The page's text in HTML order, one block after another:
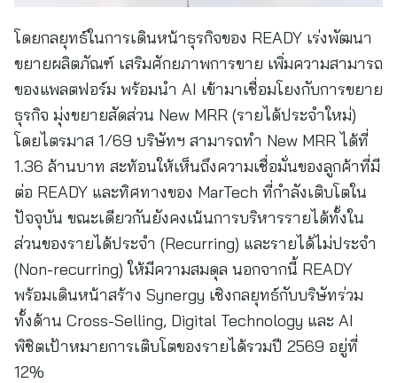
โดยกลยุทธ์ในการเดินหน้าธุรกิจของ READY เร่งพัฒนา
ขยายผลิตภัณฑ์ เสริมศักยภาพการขาย เพิ่มความสามารถ
ของแพลตฟอร์ม พร้อมนำ AI เข้ามาเชื่อมโยงกับการขยาย
ธุรกิจ มุ่งขยายสัดส่วน New MRR (รายได้ประจำใหม่)
โดยไตรมาส 1/69 บริษัทฯ สามารถทำ New MRR ได้ที่
1.36 ล้านบาท สะท้อนให้เห็นถึงความเชื่อมั่นของลูกค้าที่มี
ต่อ READY และทิศทางของ MarTech ที่กำลังเติบโตใน
ปัจจุบัน ขณะเดียวกันยังคงเน้นการบริหารรายได้ทั้งใน
ส่วนของรายได้ประจำ (Recurring) และรายได้ไม่ประจำ
(Non-recurring) ให้มีความสมดุล นอกจากนี้ READY
พร้อมเดินหน้าสร้าง Synergy เชิงกลยุทธ์กับบริษัทร่วม
ทั้งด้าน Cross-Selling, Digital Technology และ AI
พิชิตเป้าหมายการเติบโตของรายได้รวมปี 2569 อยู่ที่
12%